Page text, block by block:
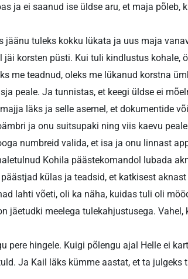
ja ei saanud ise üldse aru, et maja põleb,
jäänu tuleks kokku lükata ja uus maja
korsten püsti. Kui tuli kindlustus kohale,
me teadnud, oleks me lükanud korstna
peale. Ja tunnistas, et keegi üldse ei
läks ja selle asemel, et dokumentide
ja onu suitsupaki ning viis kaevu
numbreid valida, et isa ja onu linnast
Kohila päästekomandol lubada
külas ja teadsid, et katkisest
lahti võeti, oli ka näha, kuidas tuli oli
jäetudki meelega tulekahjustusega. Vahel,
pere hingele. Kuigi põlengu ajal Helle ei
Ja Kail läks kümme aastat, et ta julgeks